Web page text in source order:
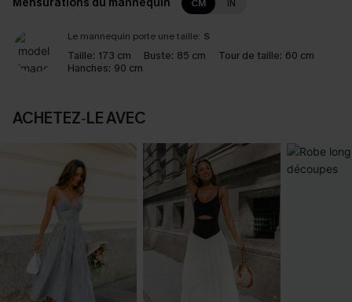
CM IN
Le mannequin porte une taille: S
Taille: 173 cm Buste: 85 cm Tour de taille: 60 cm
Hanches: 90 cm
ACHETEZ‑LE AVEC